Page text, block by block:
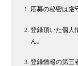
応募の秘密は厳
登録頂いた個人
ん。
登録情報の第三